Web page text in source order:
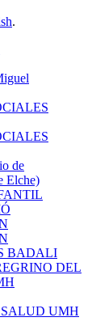
.
de
Elche)
BADALI
DEL
SALUD UMH